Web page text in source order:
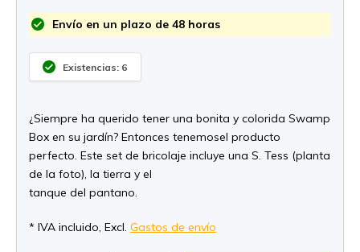
Envío en un plazo de 48 horas
Existencias: 6
¿Siempre ha querido tener una bonita y colorida Swamp
Box en su jardín? Entonces tenemosel producto
perfecto. Este set de bricolaje incluye una S. Tess (planta
de la foto), la tierra y el
tanque del pantano.
* IVA incluido, Excl. Gastos de envío